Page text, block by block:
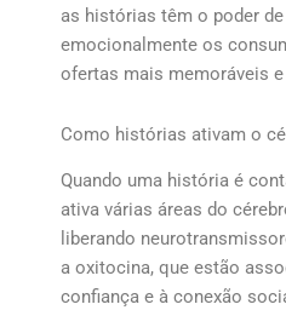
as histórias têm o poder
emocionalmente os
ofertas mais memoráveis
Como histórias ativam o
Quando uma história é
ativa várias áreas do
liberando
a oxitocina, que estão
confiança e à conexão